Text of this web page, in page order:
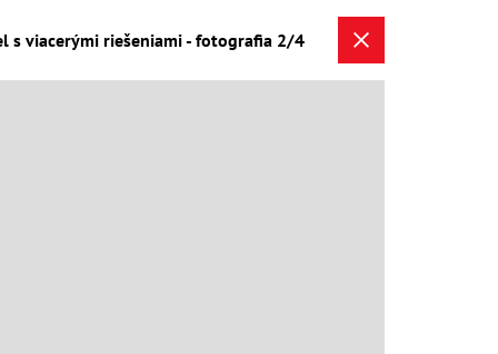
s viacerými riešeniami - fotografia 2/4